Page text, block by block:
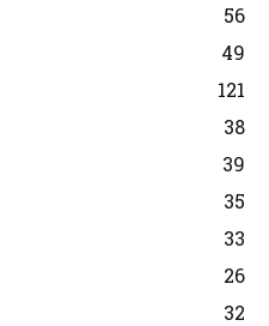
56
49
121
38
39
35
33
26
32